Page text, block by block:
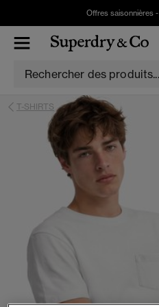
Offres saisonnières -
T-SHIRTS